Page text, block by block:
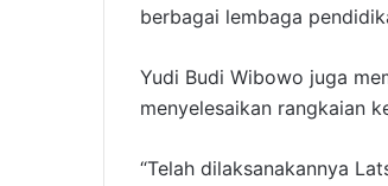
berbagai lembaga
Yudi Budi Wibowo juga
menyelesaikan rangkaian
“Telah dilaksanakannya